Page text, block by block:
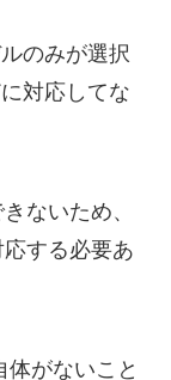
のみが選択
対応してな
ないため、
する必要あ
がないこと